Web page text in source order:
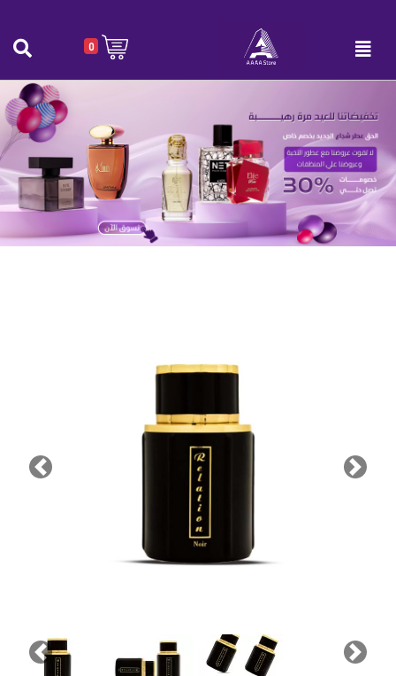
0
عط.ر Relation نسائي 100 مل الرئيسية |عط.ر Relation نسائي 100 مل
Next
Next